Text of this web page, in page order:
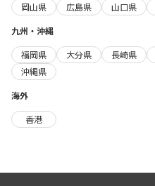
岡山県
広島県 山口県
九州・沖縄
福岡県
大分県 長崎県
沖縄県
海外
香港